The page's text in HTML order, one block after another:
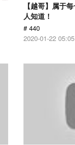
【越哥】属于
人知道！
# 440
2020-01-22 05:05